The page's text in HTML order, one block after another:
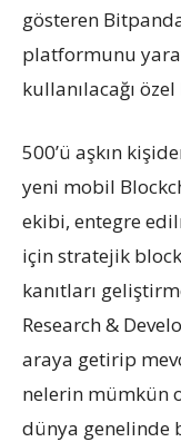
gösteren
platformunu
kullanılacağı
500’ü aşkın
yeni mobil
ekibi, entegre
için stratejik
kanıtları
Research &
araya getirip
nelerin mümkün
dünya genelinde